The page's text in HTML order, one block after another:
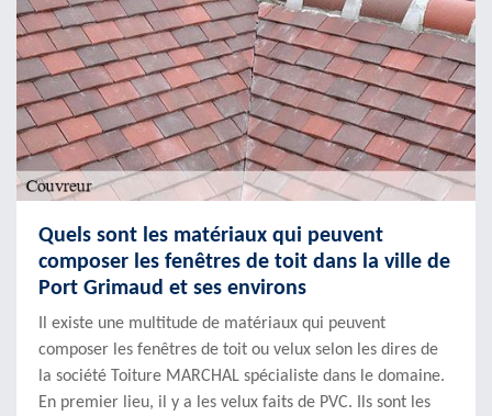
Quels sont les matériaux qui peuvent
composer les fenêtres de toit dans la ville de
Port Grimaud et ses environs
Il existe une multitude de matériaux qui peuvent
composer les fenêtres de toit ou velux selon les dires de
la société Toiture MARCHAL spécialiste dans le domaine.
En premier lieu, il y a les velux faits de PVC. Ils sont les